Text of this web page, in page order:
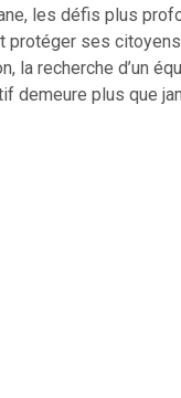
les défis plus
ses
la recherche d’un
demeure plus que